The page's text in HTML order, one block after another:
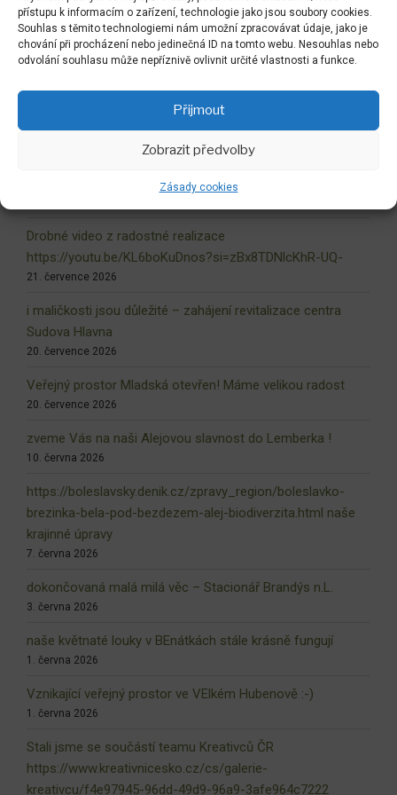
přístupu k informacím o zařízení, technologie jako jsou soubory cookies.
Souhlas s těmito technologiemi nám umožní zpracovávat údaje, jako je
chování při procházení nebo jedinečná ID na tomto webu. Nesouhlas nebo
odvolání souhlasu může nepříznivě ovlivnit určité vlastnosti a funkce.
Přijmout
Zobrazit předvolby
Zásady cookies
Dokončovaný liberecký labyrint !
Drobné video z radostné realizace
https://youtu.be/KL6boKuDnos?si=zBx8TDNlcKhR-UQ-
21. července 2026
i maličkosti jsou důležité – zahájení revitalizace centra
Sudova Hlavna
20. července 2026
Veřejný prostor Mladská otevřen! Máme velikou radost
20. července 2026
zveme Vás na naši Alejovou slavnost do Lemberka !
10. června 2026
https://boleslavsky.denik.cz/zpravy_region/boleslavko-
brezinka-bela-pod-bezdezem-alej-biodiverzita.html naše
krajinné úpravy
7. června 2026
dokončovaná malá milá věc – Stacionář Brandýs n.L.
3. června 2026
naše květnaté louky v BEnátkách stále krásně fungují
1. června 2026
Vznikající veřejný prostor ve VElkém Hubenově :-)
1. června 2026
Stali jsme se součástí teamu Kreativců ČR
https://www.kreativnicesko.cz/cs/galerie-
kreativcu/f4e97945-96dd-49d9-96a9-3afe964c7222